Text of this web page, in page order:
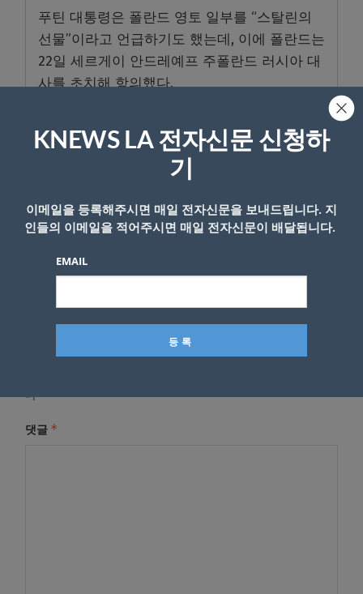
푸틴 대통령은 폴란드 영토 일부를 “스탈린의
선물”이라고 언급하기도 했는데, 이에 폴란드는
22일 세르게이 안드레예프 주폴란드 러시아 대
사를 초치해 항의했다.
- Copyright © KNEWSLA.COM, 무단 전재 및 재배포 금지
다
댓글 *
KNEWS LA 전자신문 신청하
기
이메일을 등록해주시면 매일 전자신문을 보내드립니다. 지
인들의 이메일을 적어주시면 매일 전자신문이 배달됩니다.
EMAIL